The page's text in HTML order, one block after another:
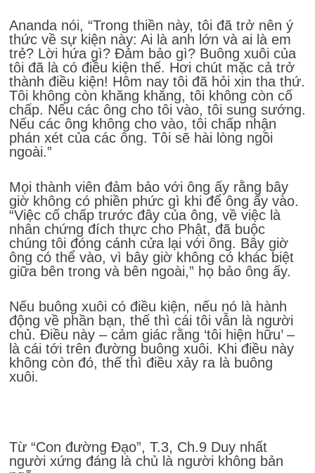
Ananda nói, “Trong thiền này, tôi đã trở nên ý
thức về sự kiện này: Ai là anh lớn và ai là em
trẻ? Lời hứa gì? Đảm bảo gì? Buông xuôi của
tôi đã là có điều kiện thế. Hơi chút mặc cả trở
thành điều kiện! Hôm nay tôi đã hỏi xin tha thứ.
Tôi không còn khăng khăng, tôi không còn cố
chấp. Nếu các ông cho tôi vào, tôi sung sướng.
Nếu các ông không cho vào, tôi chấp nhận
phán xét của các ông. Tôi sẽ hài lòng ngồi
ngoài.”
Mọi thành viên đảm bảo với ông ấy rằng bây
giờ không có phiền phức gì khi để ông ấy vào.
“Việc cố chấp trước đây của ông, về việc là
nhân chứng đích thực cho Phật, đã buộc
chúng tôi đóng cánh cửa lại với ông. Bây giờ
ông có thể vào, vì bây giờ không có khác biệt
giữa bên trong và bên ngoài,” họ bảo ông ấy.
Nếu buông xuôi có điều kiện, nếu nó là hành
động về phần bạn, thế thì cái tôi vẫn là người
chủ. Điều này – cảm giác rằng ‘tôi hiện hữu’ –
là cái tới trên đường buông xuôi. Khi điều này
không còn đó, thế thì điều xảy ra là buông
xuôi.
Từ “Con đường Đạo”, T.3, Ch.9 Duy nhất
người xứng đáng là chủ là người không bản